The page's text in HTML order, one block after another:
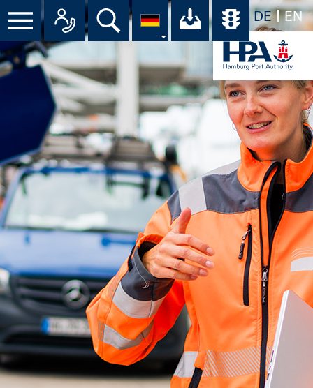
DE EN
Suche Ihr Download-